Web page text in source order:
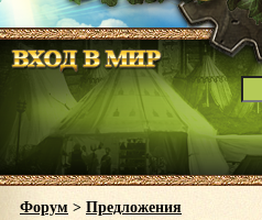
Форум > Предложения